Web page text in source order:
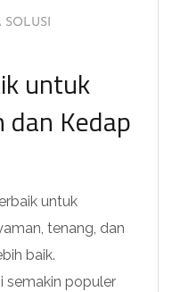
SOLUSI
untuk
dan Kedap
untuk
tenang, dan
baik.
semakin populer